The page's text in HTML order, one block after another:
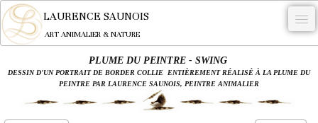
LAURENCE SAUNOIS
ART ANIMALIER & NATURE
-
NYMPHEUS LUMINANSIS.
PLUME DU PEINTRE - SWING
DESSIN D'UN PORTRAIT DE BORDER COLLIE ENTIÈREMENT RÉALISÉ À LA PLUME DU
PEINTRE PAR LAURENCE SAUNOIS, PEINTRE ANIMALIER